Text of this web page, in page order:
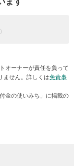
被害を受けた地域
あらかじめご了承く
を見送ることができ
添い、活動を継続し
たします。
オーナーが責任を負って
ません。詳しくは免責事
金の使いみち」に掲載の